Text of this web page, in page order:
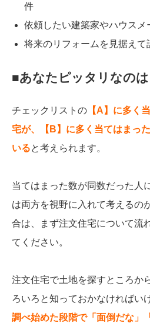
件
依頼したい建築家やハウスメ
将来のリフォームを見据えて
■あなたピッタリなの
チェックリストの 【A】に多く
宅が、【B】に多く当てはまっ
いると考えられます。
当てはまった数が同数だった人
は両方を視野に入れて考えるの
合は、まず注文住宅について流
てください。
注文住宅で土地を探すところか
ろいろと知っておかなければい
調べ始めた段階で「面倒だな」